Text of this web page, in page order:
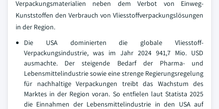
Verpackungsmaterialien neben dem Verbot von Einweg-
Kunststoffen den Verbrauch von Vliesstoffverpackungslösungen
in der Region.
Die USA dominierten die globale Vliesstoff-
Verpackungsindustrie, was im Jahr 2024 941,7 Mio. USD
ausmachte. Der steigende Bedarf der Pharma- und
Lebensmittelindustrie sowie eine strenge Regierungsregelung
für nachhaltige Verpackungen treibt das Wachstum des
Marktes in der Region voran. So entfielen laut Statista 2025
die Einnahmen der Lebensmittelindustrie in den USA auf